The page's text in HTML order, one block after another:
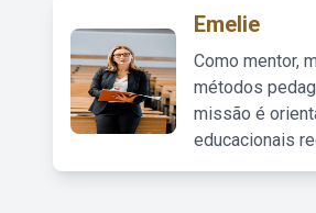
Emelie
Como mentor,
métodos
missão é
educacionais